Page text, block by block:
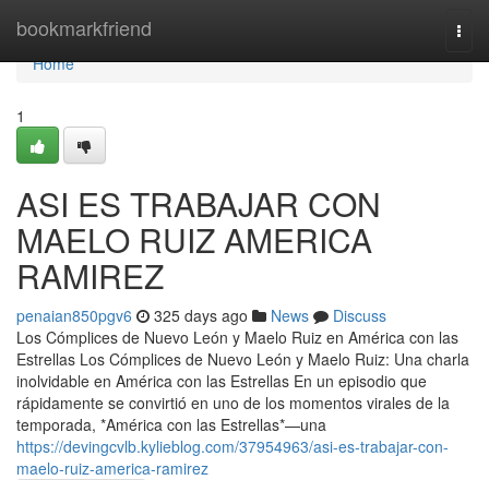
bookmarkfriend
Home
Home
1
ASI ES TRABAJAR CON
MAELO RUIZ AMERICA
RAMIREZ
penaian850pgv6 325 days ago News
Discuss
Los Cómplices de Nuevo León y Maelo Ruiz en América con las
Estrellas Los Cómplices de Nuevo León y Maelo Ruiz: Una charla
inolvidable en América con las Estrellas En un episodio que
rápidamente se convirtió en uno de los momentos virales de la
temporada, *América con las Estrellas*—una
https://devingcvlb.kylieblog.com/37954963/asi-es-trabajar-con-
maelo-ruiz-america-ramirez